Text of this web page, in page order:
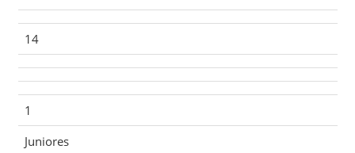
14
1
Juniores